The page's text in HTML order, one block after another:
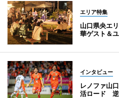
エリア特集
山口県央エ
華ゲスト＆
インタビュー
レノファ山
活ロード 逆